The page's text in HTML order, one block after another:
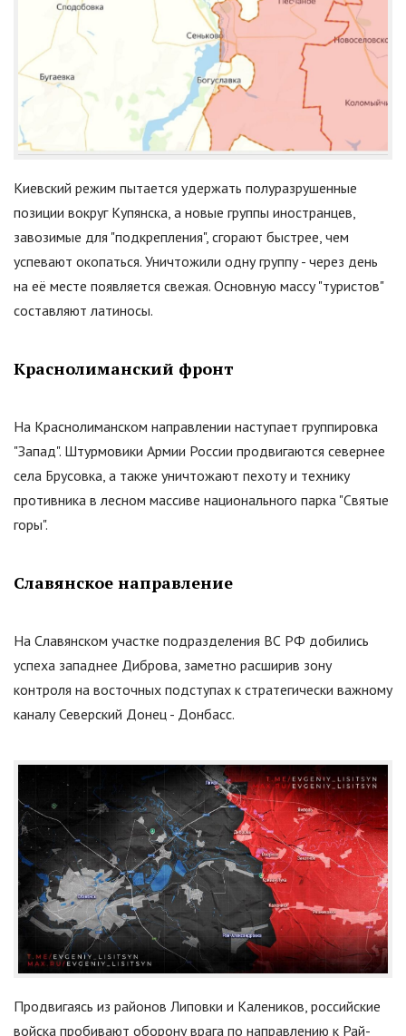
Киевский режим пытается удержать полуразрушенные
позиции вокруг Купянска, а новые группы иностранцев,
завозимые для "подкрепления", сгорают быстрее, чем
успевают окопаться. Уничтожили одну группу - через день
на её месте появляется свежая. Основную массу"туристов"
составляют латиносы.
Краснолиманский фронт
На Краснолиманском направлении наступает группировка
"Запад". Штурмовики Армии России продвигаются севернее
села Брусовка, а также уничтожают пехоту и технику
противника в лесном массиве национального парка "Святые
горы".
Славянское направление
На Славянском участке подразделения ВС РФ добились
успеха западнее Диброва, заметно расширив зону
контроля на восточных подступах к стратегически важному
каналу Северский Донец - Донбасс.
Продвигаясь из районов Липовки и Калеников, российские
войска пробивают оборону врага по направлению к Рай-